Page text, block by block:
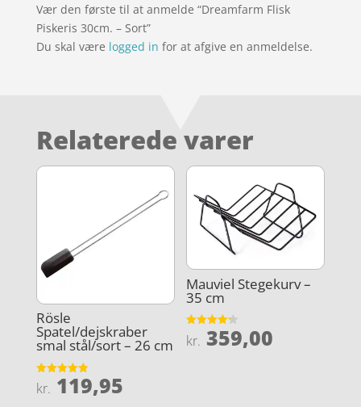
Vær den første til at anmelde “Dreamfarm Flisk
Piskeris 30cm. – Sort”
Du skal være logged in for at afgive en anmeldelse.
Relaterede varer
Rösle
Spatel/dejskraber
smal stål/sort – 26 cm
Vurderet
4.9
kr. 119,95
Mauviel Stegekurv –
35 cm
Vurderet
4.2
kr. 359,00